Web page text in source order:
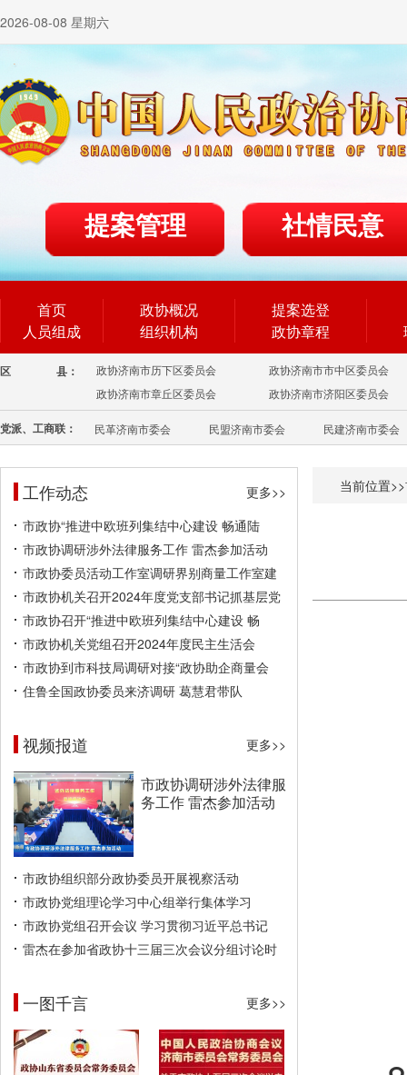
2026-08-08 星期六
提案管理 社情民意
首页
人员组成
政协概况
组织机构
提案选登
政协章程
区 县： 政协济南市历下区委员会
政协济南市市中区委员会
政协济南市章丘区委员会
政协济南市济阳区委员会
党派、工商联： 民革济南市委会 民盟济南市委会 民建济南市委会
工作动态
更多>>
市政协“推进中欧班列集结中心建设 畅通陆
市政协调研涉外法律服务工作 雷杰参加活动
市政协委员活动工作室调研界别商量工作室建
市政协机关召开2024年度党支部书记抓基层党
市政协召开“推进中欧班列集结中心建设 畅
市政协机关党组召开2024年度民主生活会
市政协到市科技局调研对接“政协助企商量会
住鲁全国政协委员来济调研 葛慧君带队
视频报道 更多>>
市政协调研涉外法律服
务工作 雷杰参加活动
市政协组织部分政协委员开展视察活动
市政协党组理论学习中心组举行集体学习
市政协党组召开会议 学习贯彻习近平总书记
雷杰在参加省政协十三届三次会议分组讨论时
一图千言 更多>>
当前位置>>